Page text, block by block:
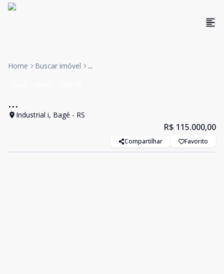
Home Buscar imóvel ...
...
Industrial i, Bagé - RS
R$ 115.000,00
Compartilhar Favorito